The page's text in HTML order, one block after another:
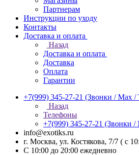
Партнерам
Инструкции по уходу
Контакты
Доставка и оплата
Назад
Доставка и оплата
Доставка
Оплата
Гарантии
+7(999) 345-27-21 (Звонки / Max /
Назад
Телефоны
+7(999) 345-27-21 (Звонки /
info@exotiks.ru
г. Москва, ул. Костякова, 7/7 ( с
С 10:00 до 20:00 ежедневно